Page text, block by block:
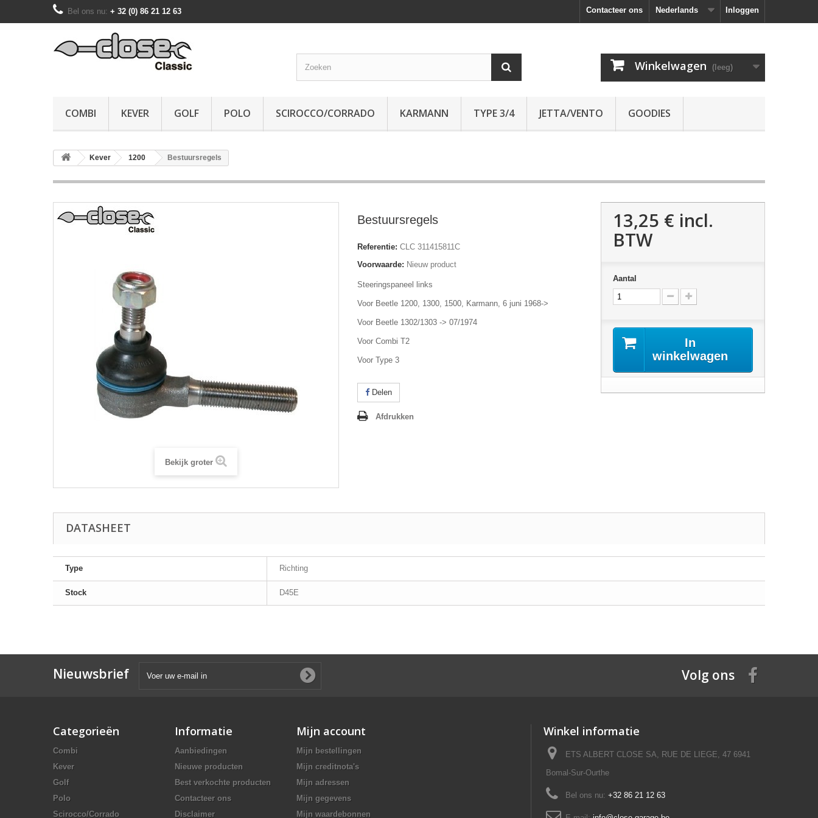
Inloggen
Nederlands
Contacteer ons
Bel ons nu: + 32 (0) 86 21 12 63
Winkelwagen (leeg)
COMBI KEVER GOLF POLO SCIROCCO/CORRADO KARMANN TYPE 3/4 JETTA/VENTO GOODIES
Kever 1200 Bestuursregels
Bekijk groter
Bestuursregels
Referentie: CLC 311415811C
Voorwaarde: Nieuw product
Steeringspaneel links
Voor Beetle 1200, 1300, 1500, Karmann, 6 juni 1968->
Voor Beetle 1302/1303 -> 07/1974
Voor Combi T2
Voor Type 3
Delen
Afdrukken
13,25 € incl.
BTW
Aantal
In
winkelwagen
DATASHEET
Type Richting
Stock D45E
Nieuwsbrief Volg ons
Categorieën
Combi
Kever
Golf
Polo
Scirocco/Corrado
Informatie
Aanbiedingen
Nieuwe producten
Best verkochte producten
Contacteer ons
Disclaimer
Mijn account
Mijn bestellingen
Mijn creditnota's
Mijn adressen
Mijn gegevens
Mijn waardebonnen
Winkel informatie
ETS ALBERT CLOSE SA, RUE DE LIEGE, 47 6941
Bomal-Sur-Ourthe
Bel ons nu: +32 86 21 12 63